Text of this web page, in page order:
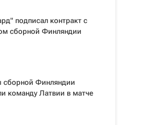
подписал контракт с
сборной Финляндии
сборной Финляндии
команду Латвии в матче